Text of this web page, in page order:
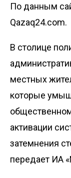
По данным
Qazaq24.com.
В столице
местных
которые
активации
затемнения
передает ИА